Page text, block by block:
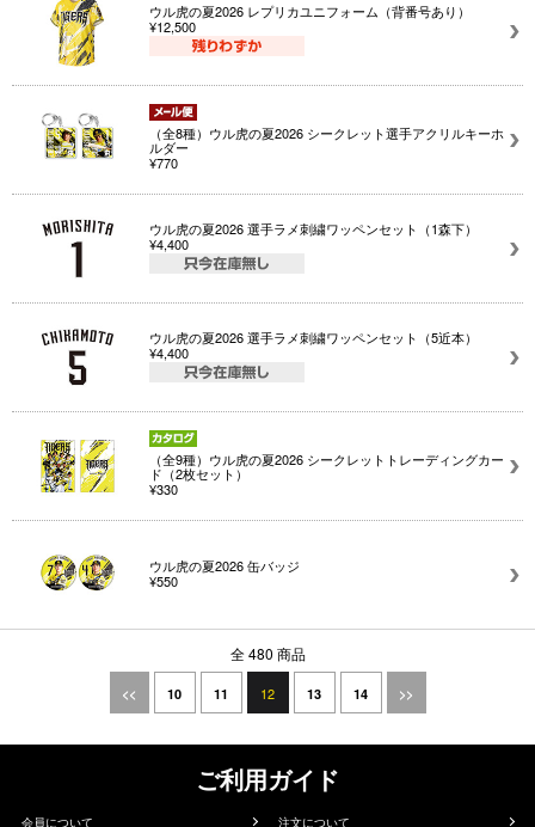
ウル虎の夏2026 レプリカユニフォーム（背番号あり）
¥12,500
（全8種）ウル虎の夏2026 シークレット選手アクリルキーホ
ルダー
¥770
ウル虎の夏2026 選手ラメ刺繍ワッペンセット（1森下）
¥4,400
ウル虎の夏2026 選手ラメ刺繍ワッペンセット（5近本）
¥4,400
（全9種）ウル虎の夏2026 シークレットトレーディングカー
ド（2枚セット）
¥330
ウル虎の夏2026 缶バッジ
¥550
全 480 商品
<< 10 11 12 13 14 >>
ご利用ガイド
会員について 注文について